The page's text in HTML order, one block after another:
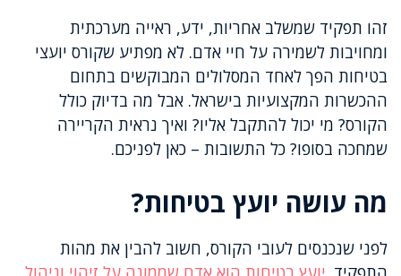
זהו תפקיד שמשלב אחריות, ידע, ראייה מערכתית
ומחויבות לשמירה על חיי אדם. לא מפתיע שקורס יועצי
בטיחות הפך לאחד המסלולים המבוקשים בתחום
ההכשרות המקצועיות בישראל. אבל מה בדיוק כולל
הקורס? מי יכול להתקבל אליו? ואיך נראית הקריירה
שמחכה בסופו? כל התשובות – כאן לפניכם.
מה עושה יועץ בטיחות?
לפני שנכנסים לעובי הקורס, חשוב להבין את מהות